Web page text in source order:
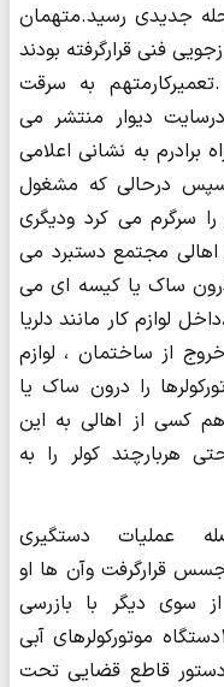
جدیدی رسید.متهمان
فنی قرارگرفته بودند
به سرقت
درسایت دیوار منتشر می
به نشانی اعلامی
درحالی که مشغول
سرگرم می کرد ودیگری
اهالی مجتمع دستبرد می
را درون ساک یا کیسه ای می
لوازم کار مانند دلریا
از ساختمان ، لوازم
را درون ساک یا
کسی از اهالی به این
هربارچند کولر را به
عملیات دستگیری
تجسس قرارگرفت وآن ها او
از سوی دیگر با بازرسی
ازمخفی گاه اعضای این باند۳نفره ۱۲دستگاه موتورکولرهای آبی
قاطع قضایی تحت